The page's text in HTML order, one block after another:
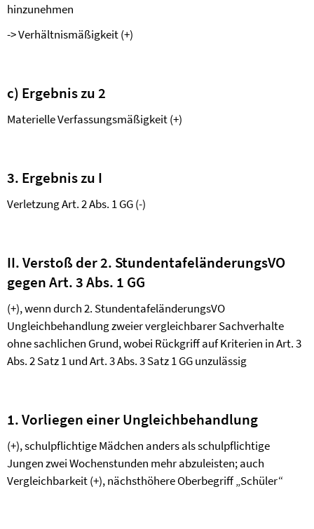
hinzunehmen
-> Verhältnismäßigkeit (+)
c) Ergebnis zu 2
Materielle Verfassungsmäßigkeit (+)
3. Ergebnis zu I
Verletzung Art. 2 Abs. 1 GG (-)
II. Verstoß der 2. StundentafeländerungsVO
gegen Art. 3 Abs. 1 GG
(+), wenn durch 2. StundentafeländerungsVO
Ungleichbehandlung zweier vergleichbarer Sachverhalte
ohne sachlichen Grund, wobei Rückgriff auf Kriterien in Art. 3
Abs. 2 Satz 1 und Art. 3 Abs. 3 Satz 1 GG unzulässig
1. Vorliegen einer Ungleichbehandlung
(+), schulpflichtige Mädchen anders als schulpflichtige
Jungen zwei Wochenstunden mehr abzuleisten; auch
Vergleichbarkeit (+), nächsthöhere Oberbegriff „Schüler“